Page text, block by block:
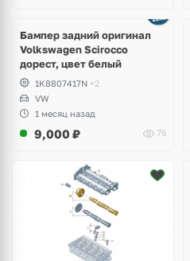
Бампер задний оригинал
Volkswagen Scirocco
дорест, цвет белый
1K8807417N +2
VW
1 месяц назад
9,000 ₽ 76
2 фото